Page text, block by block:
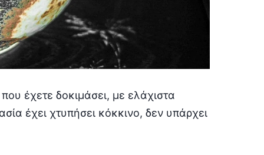
έχετε δοκιμάσει, με ελάχιστα
έχει χτυπήσει κόκκινο, δεν υπάρχει